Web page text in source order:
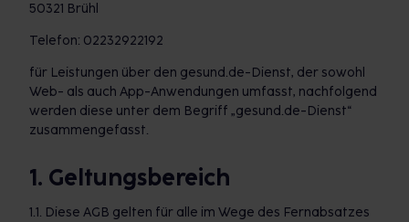
50321 Brühl
Telefon: 02232922192
für Leistungen über den gesund.de-Dienst, der sowohl
Web- als auch App-Anwendungen umfasst, nachfolgend
werden diese unter dem Begriff „gesund.de-Dienst“
zusammengefasst.
1. Geltungsbereich
1.1. Diese AGB gelten für alle im Wege des Fernabsatzes